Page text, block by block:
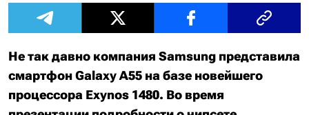
Не так давно компания Samsung представила
смартфон Galaxy A55 на базе новейшего
процессора Exynos 1480. Во время